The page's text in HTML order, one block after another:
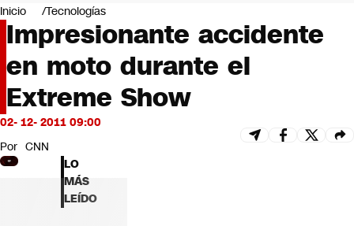
Negocios
Deportes
Programas completos
Cultura
Servicios
Bits
CNN tiempo
Futuro 360
Opinión
Inicio Tecnologías
Impresionante accidente
en moto durante el
Extreme Show
02- 12- 2011 09:00
Por CNN
LO
MÁS
LEÍDO